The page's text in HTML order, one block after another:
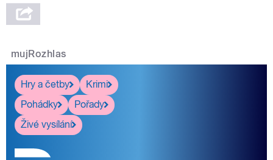
mujRozhlas
Hry a četby
Krimi
Pohádky
Pořady
Živé vysílání